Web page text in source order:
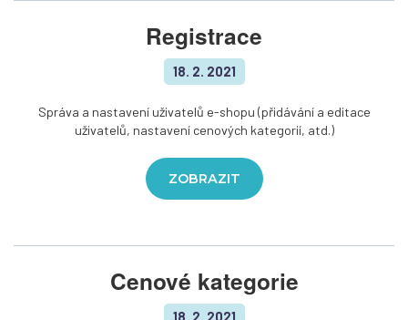
Registrace
18. 2. 2021
Správa a nastavení uživatelů e-shopu (přidávání a editace
uživatelů, nastavení cenových kategorií, atd.)
ZOBRAZIT
Cenové kategorie
18. 2. 2021